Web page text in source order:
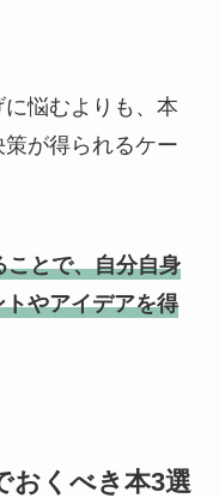
悩むよりも、本
が得られるケー
ことで、自分自身
やアイデアを得
おくべき本3選